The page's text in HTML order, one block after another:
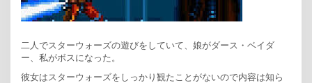
二人でスターウォーズの遊びをしていて、娘がダース・ベイダ
ー、私がボスになった。
彼女はスターウォーズをしっかり観たことがないので内容は知ら